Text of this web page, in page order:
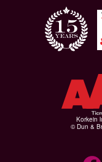
Korkein
© Dun &